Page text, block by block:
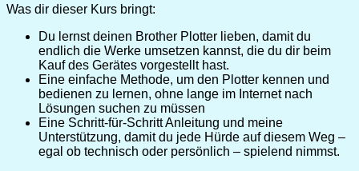
Was dir dieser Kurs bringt:
Du lernst deinen Brother Plotter lieben, damit du
endlich die Werke umsetzen kannst, die du dir beim
Kauf des Gerätes vorgestellt hast.
Eine einfache Methode, um den Plotter kennen und
bedienen zu lernen, ohne lange im Internet nach
Lösungen suchen zu müssen
Eine Schritt-für-Schritt Anleitung und meine
Unterstützung, damit du jede Hürde auf diesem Weg –
egal ob technisch oder persönlich – spielend nimmst.